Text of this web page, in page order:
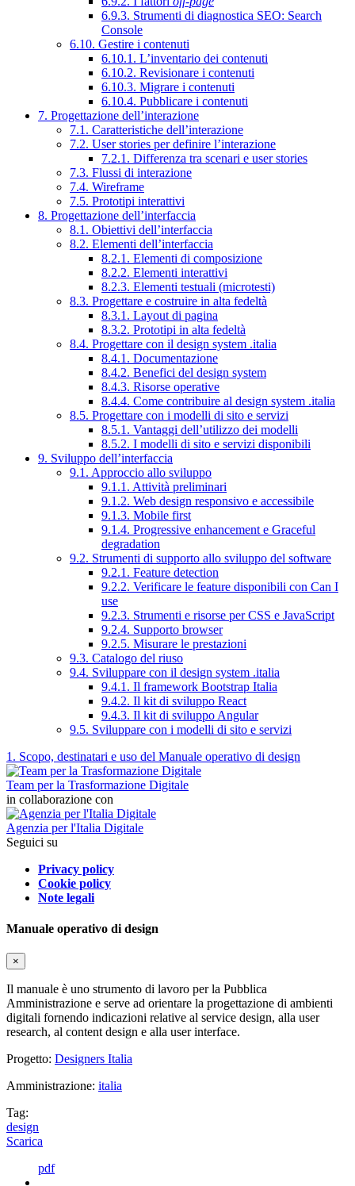
6.9.3. Strumenti di diagnostica SEO: Search
Console
6.10. Gestire i contenuti
6.10.1. L’inventario dei contenuti
6.10.2. Revisionare i contenuti
6.10.3. Migrare i contenuti
6.10.4. Pubblicare i contenuti
7. Progettazione dell’interazione
7.1. Caratteristiche dell’interazione
7.2. User stories per definire l’interazione
7.2.1. Differenza tra scenari e user stories
7.3. Flussi di interazione
7.4. Wireframe
7.5. Prototipi interattivi
8. Progettazione dell’interfaccia
8.1. Obiettivi dell’interfaccia
8.2. Elementi dell’interfaccia
8.2.1. Elementi di composizione
8.2.2. Elementi interattivi
8.2.3. Elementi testuali (microtesti)
8.3. Progettare e costruire in alta fedeltà
8.3.1. Layout di pagina
8.3.2. Prototipi in alta fedeltà
8.4. Progettare con il design system .italia
8.4.1. Documentazione
8.4.2. Benefici del design system
8.4.3. Risorse operative
8.4.4. Come contribuire al design system .italia
8.5. Progettare con i modelli di sito e servizi
8.5.1. Vantaggi dell’utilizzo dei modelli
8.5.2. I modelli di sito e servizi disponibili
9. Sviluppo dell’interfaccia
9.1. Approccio allo sviluppo
9.1.1. Attività preliminari
9.1.2. Web design responsivo e accessibile
9.1.3. Mobile first
9.1.4. Progressive enhancement e Graceful
degradation
9.2. Strumenti di supporto allo sviluppo del software
9.2.1. Feature detection
9.2.2. Verificare le feature disponibili con Can I
use
9.2.3. Strumenti e risorse per CSS e JavaScript
9.2.4. Supporto browser
9.2.5. Misurare le prestazioni
9.3. Catalogo del riuso
9.4. Sviluppare con il design system .italia
9.4.1. Il framework Bootstrap Italia
9.4.2. Il kit di sviluppo React
9.4.3. Il kit di sviluppo Angular
9.5. Sviluppare con i modelli di sito e servizi
1. Scopo, destinatari e uso del Manuale operativo di design
Team per la Trasformazione Digitale
in collaborazione con
Agenzia per l'Italia Digitale
Seguici su
Privacy policy
Cookie policy
Note legali
Manuale operativo di design
×
Il manuale è uno strumento di lavoro per la Pubblica
Amministrazione e serve ad orientare la progettazione di ambienti
digitali fornendo indicazioni relative al service design, alla user
research, al content design e alla user interface.
Progetto: Designers Italia
Amministrazione: italia
Tag:
design
Scarica
pdf